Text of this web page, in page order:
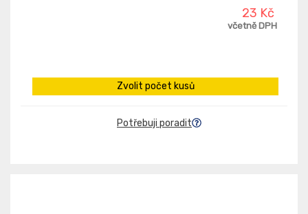
23 Kč
včetně DPH
Zvolit počet kusů
Potřebuji poradit